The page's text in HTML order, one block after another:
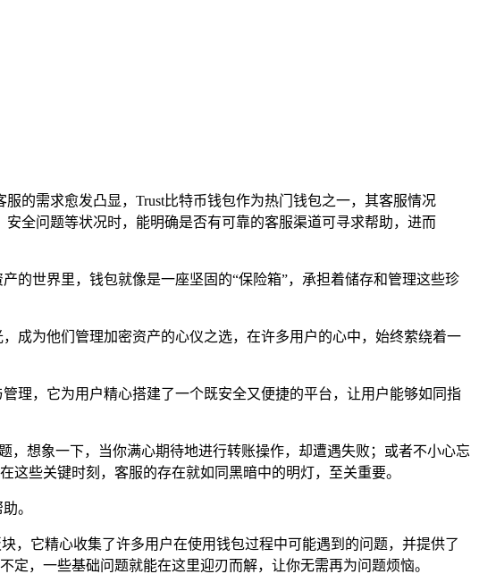
的需求愈发凸显，Trust比特币钱包作为热门钱包之一，其客服情况
全问题等状况时，能明确是否有可靠的客服渠道可寻求帮助，进而
的世界里，钱包就像是一座坚固的“保险箱”，承担着储存和管理这些珍
成为他们管理加密资产的心仪之选，在许多用户的心中，始终萦绕着一
理，它为用户精心搭建了一个既安全又便捷的平台，让用户能够如同指
想象一下，当你满心期待地进行转账操作，却遭遇失败；或者不小心忘
些关键时刻，客服的存在就如同黑暗中的明灯，至关重要。
。
，它精心收集了许多用户在使用钱包过程中可能遇到的问题，并提供了
，一些基础问题就能在这里迎刃而解，让你无需再为问题烦恼。